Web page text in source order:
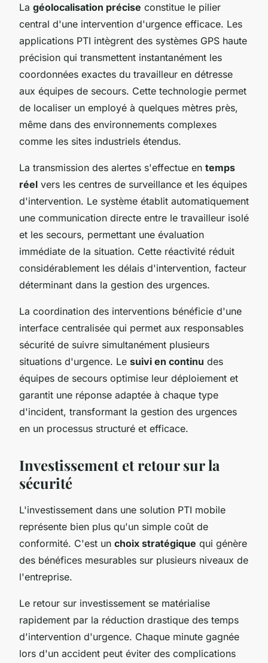
La géolocalisation précise constitue le pilier
central d'une intervention d'urgence efficace. Les
applications PTI intègrent des systèmes GPS haute
précision qui transmettent instantanément les
coordonnées exactes du travailleur en détresse
aux équipes de secours. Cette technologie permet
de localiser un employé à quelques mètres près,
même dans des environnements complexes
comme les sites industriels étendus.
La transmission des alertes s'effectue en temps
réel vers les centres de surveillance et les équipes
d'intervention. Le système établit automatiquement
une communication directe entre le travailleur isolé
et les secours, permettant une évaluation
immédiate de la situation. Cette réactivité réduit
considérablement les délais d'intervention, facteur
déterminant dans la gestion des urgences.
La coordination des interventions bénéficie d'une
interface centralisée qui permet aux responsables
sécurité de suivre simultanément plusieurs
situations d'urgence. Le suivi en continu des
équipes de secours optimise leur déploiement et
garantit une réponse adaptée à chaque type
d'incident, transformant la gestion des urgences
en un processus structuré et efficace.
Investissement et retour sur la
sécurité
L'investissement dans une solution PTI mobile
représente bien plus qu'un simple coût de
conformité. C'est un choix stratégique qui génère
des bénéfices mesurables sur plusieurs niveaux de
l'entreprise.
Le retour sur investissement se matérialise
rapidement par la réduction drastique des temps
d'intervention d'urgence. Chaque minute gagnée
lors d'un accident peut éviter des complications